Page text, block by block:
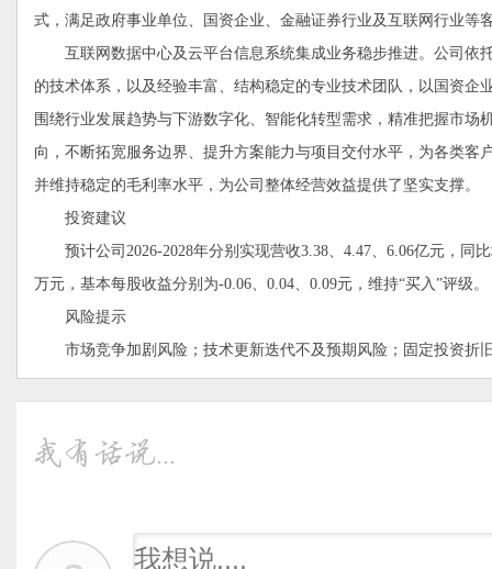
式，满足政府事业单位、国资企业、金融证券行业及互联网行业
互联网数据中心及云平台信息系统集成业务稳步推进。公司依
的技术体系，以及经验丰富、结构稳定的专业技术团队，以国资
围绕行业发展趋势与下游数字化、智能化转型需求，精准把握市
向，不断拓宽服务边界、提升方案能力与项目交付水平，为各类
并维持稳定的毛利率水平，为公司整体经营效益提供了坚实支撑。
投资建议
预计公司2026-2028年分别实现营收3.38、4.47、6.06亿元，同比
万元，基本每股收益分别为-0.06、0.04、0.09元，维持“买入”评级。
风险提示
市场竞争加剧风险；技术更新迭代不及预期风险；固定投资折